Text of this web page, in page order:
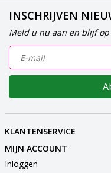
INSCHRIJVEN
Meld u nu aan en blijf op
KLANTENSERVICE
MIJN ACCOUNT
Inloggen